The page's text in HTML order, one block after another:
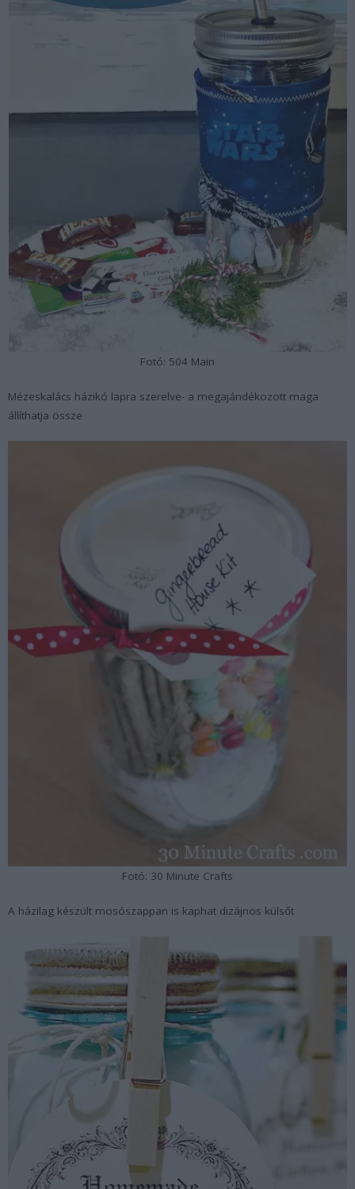
Fotó: 504 Main
Mézeskalács házikó lapra szerelve- a megajándékozott maga
állíthatja össze
Fotó: 30 Minute Crafts
A házilag készült mosószappan is kaphat dizájnos külsőt